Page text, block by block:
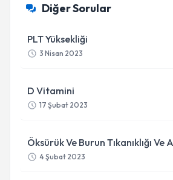
Diğer Sorular
PLT Yüksekliği
3 Nisan 2023
D Vitamini
17 Şubat 2023
Öksürük Ve Burun Tıkanıklığı Ve
4 Şubat 2023